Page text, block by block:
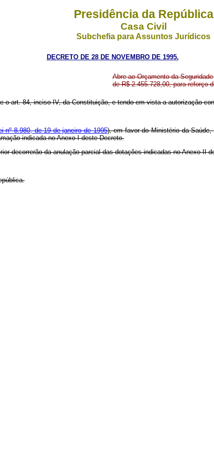
Presidência da República
Casa Civil
Subchefia para Assuntos Jurídicos
DECRETO DE 28 DE NOVEMBRO DE 1995.
Abre ao Orçamento da
de R$ 2.455.728,00, para reforço
o art. 84, inciso IV, da Constituição, e tendo em vista a autorização
nº 8.980, de 19 de janeiro de 1995), em favor do Ministério da
indicada no Anexo I deste Decreto.
decorrerão da anulação parcial das dotações indicadas no Anexo II